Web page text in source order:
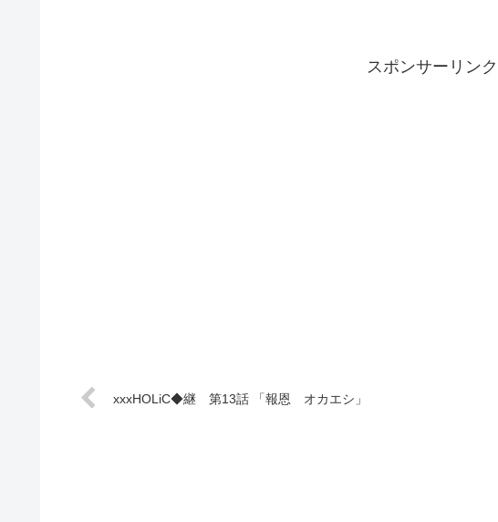
スポンサーリンク
xxxHOLiC◆継 第13話 「報恩 オカエシ」